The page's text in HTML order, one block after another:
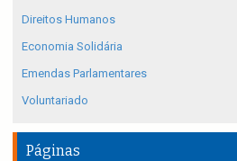
Direitos Humanos
Economia Solidária
Emendas Parlamentares
Voluntariado
Páginas